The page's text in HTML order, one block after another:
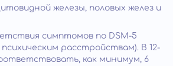
железы, половых желез и
симптомов по DSM-5
расстройствам). В 12-
как минимум, 6